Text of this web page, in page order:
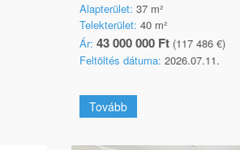
Alapterület: 37 m²
Telekterület: 40 m²
Ár: 43 000 000 Ft(117 486 €)
Feltöltés dátuma: 2026.07.11.
Tovább